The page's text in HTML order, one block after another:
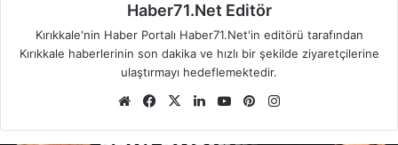
Haber71.Net Editör
Kırıkkale'nin Haber Portalı Haber71.Net'in editörü tarafından
Kırıkkale haberlerinin son dakika ve hızlı bir şekilde ziyaretçilerine
ulaştırmayı hedeflemektedir.
We
Fa
X
Lin
Yo
Pin